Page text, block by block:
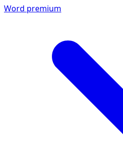
Word premium